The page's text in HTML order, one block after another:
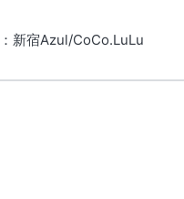
： 新宿Azul/CoCo.LuLu